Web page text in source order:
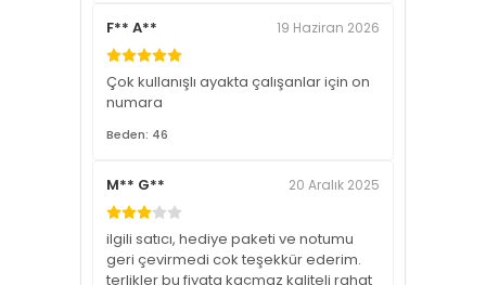
F** A** 19 Haziran 2026
Çok kullanışlı ayakta çalışanlar için on
numara
Beden: 46
M** G** 20 Aralık 2025
ilgili satıcı, hediye paketi ve notumu
geri çevirmedi cok teşekkür ederim.
terlikler bu fiyata kaçmaz kaliteli rahat